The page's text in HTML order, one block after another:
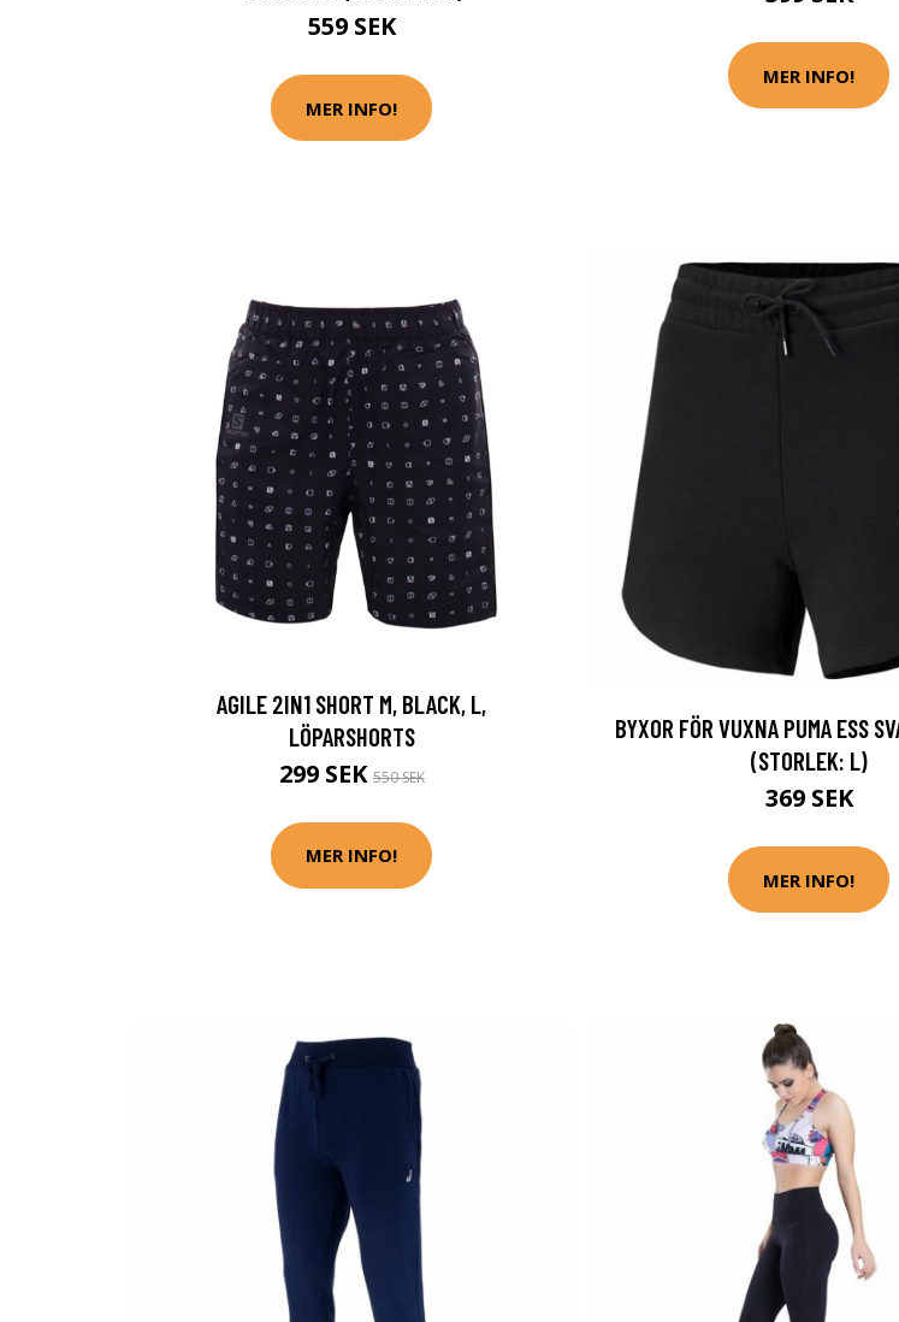
559 SEK
MER INFO!
MER INFO!
AGILE 2IN1 SHORT M, BLACK, L,
LÖPARSHORTS
299 SEK550 SEK
MER INFO!
BYXOR FÖR VUXNA PUMA ESS
(STORLEK: L)
369 SEK
MER INFO!